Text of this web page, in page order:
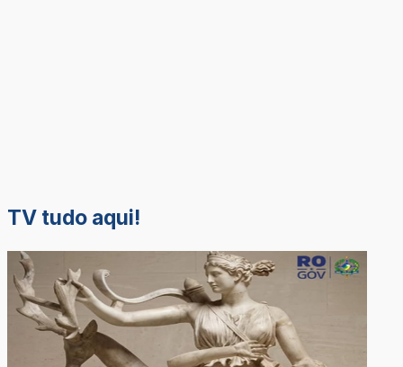
TV tudo aqui!